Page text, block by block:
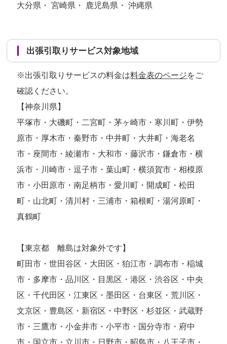
大分県・ 宮崎県・ 鹿児島県・ 沖縄県
出張引取りサービス対象地域
※出張引取りサービスの料金は料金表のページをご
確認ください。
【神奈川県】
平塚市・大磯町・二宮町・茅ヶ崎市・寒川町・伊勢
原市・厚木市・秦野市・中井町・大井町・海老名
市・座間市・綾瀬市・大和市・藤沢市・鎌倉市・横
浜市・川崎市・逗子市・葉山町・横須賀市・相模原
市・小田原市・南足柄市・愛川町・開成町・松田
町・山北町・清川村・三浦市・箱根町・湯河原町・
真鶴町
【東京都 離島は対象外です】
町田市・世田谷区・大田区・狛江市・調布市・稲城
市・多摩市・品川区・目黒区・港区・渋谷区・中央
区・千代田区・江東区・墨田区・台東区・荒川区・
文京区・豊島区・新宿区・中野区・杉並区・武蔵野
市・三鷹市・小金井市・小平市・国分寺市・府中
市・国立市・立川市・日野市・昭島市・八王子市・